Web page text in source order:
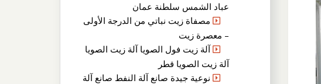
عباد الشمس سلطنة عمان
مصفاة زيت نباتي من الدرجة الأولى
– معصرة زيت
آلة زيت فول الصويا آلة زيت الصويا
آلة زيت الصويا قطر
نوعية جيدة صانع آلة النفط صانع آلة